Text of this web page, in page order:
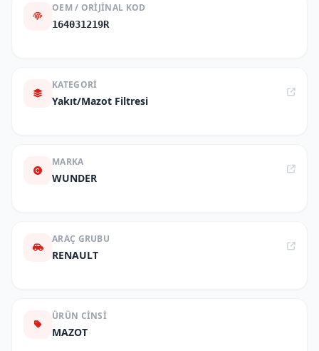
OEM / ORIJINAL KOD
164031219R
KATEGORI
Yakıt/Mazot Filtresi
MARKA
WUNDER
ARAÇ GRUBU
RENAULT
ÜRÜN CINSI
MAZOT